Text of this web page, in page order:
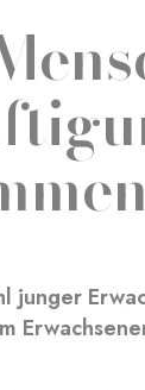
junger